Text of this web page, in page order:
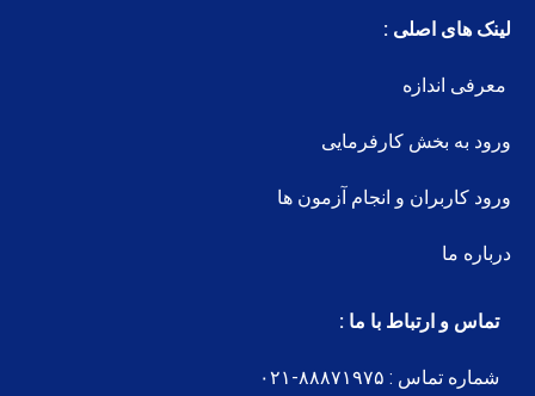
لینک های اصلی :
معرفی اندازه
ورود به بخش کارفرمایی
ورود کاربران و انجام آزمون ها
درباره ما
تماس و ارتباط با ما :
شماره تماس : ۸۸۸۷۱۹۷۵-۰۲۱